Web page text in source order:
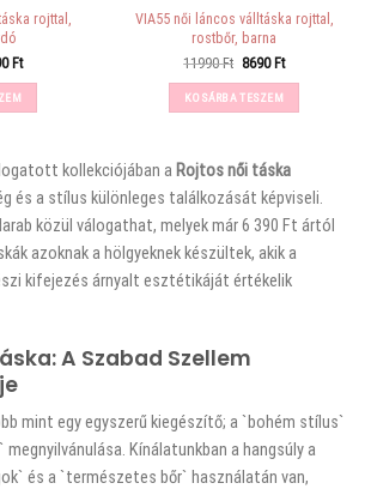
rojttal,
Ft.
FtCurrent
VIA55 női láncos válltáska rojttal,
rostbőr, barna
11990Ft Original
was:
11990 Ft.
8690 FtCurrent
KOSÁRBA TESZEM
kollekciójában a Rojtos női táska
és a stílus különleges találkozását képviseli.
közül válogathat, melyek már 6 390 Ft ártól
azoknak a hölgyeknek készültek, akik a
kifejezés árnyalt esztétikáját értékelik
A Szabad Szellem
mint egy egyszerű kiegészítő; a `bohém stílus`
Kínálatunkban a hangsúly a
és a `természetes bőr` használatán van,